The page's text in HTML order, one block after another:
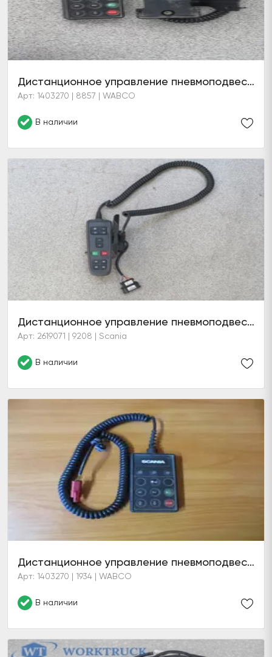
Дистанционное управление пневмоподвески в сборе с кронштейном и площадкой
Арт: 1403270 | 8857 | WABCO
В наличии
Дистанционное управление пневмоподвеской (12 кнопок)
Арт: 2619071 | 9208 | Scania
В наличии
Дистанционное управление пневмоподвеской S107
Арт: 1403270 | 1934 | WABCO
В наличии